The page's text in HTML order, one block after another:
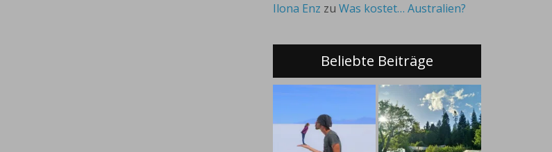
Ilona Enz zu Was kostet… Australien?
Beliebte Beiträge